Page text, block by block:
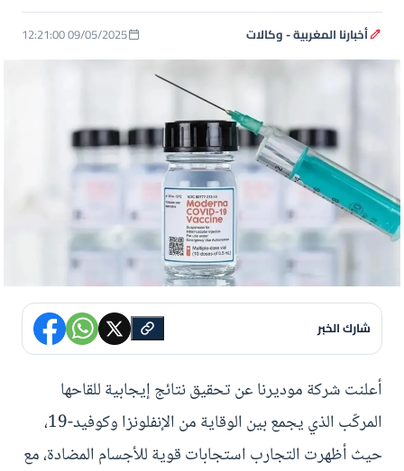
أخبارنا المغربية - وكالات 09/05/2025 12:21:00
شارك الخبر
أعلنت شركة موديرنا عن تحقيق نتائج إيجابية للقاحها
المركّب الذي يجمع بين الوقاية من الإنفلونزا وكوفيد-19،
حيث أظهرت التجارب استجابات قوية للأجسام المضادة، مع